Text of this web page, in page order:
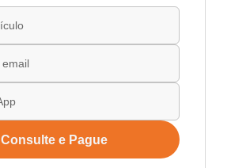
Consulte e Pague